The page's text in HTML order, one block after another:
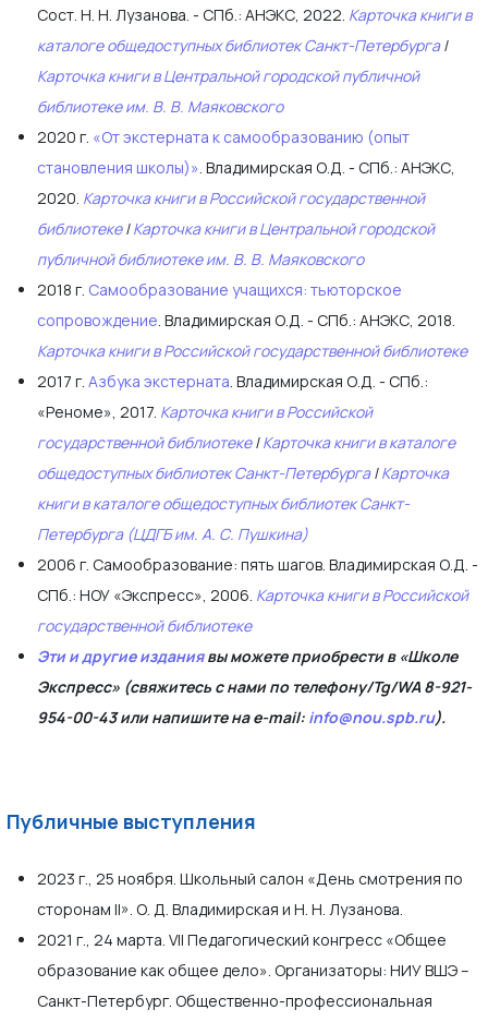
Сост. Н. Н. Лузанова. - СПб.: АНЭКС, 2022. Карточка книги в
каталоге общедоступных библиотек Санкт-Петербурга|
Карточка книги в Центральной городской публичной
библиотеке им. В. В. Маяковского
2020 г. «От экстерната к самообразованию (опыт
становления школы)». Владимирская О.Д. - СПб.: АНЭКС,
2020. Карточка книги в Российской государственной
библиотеке|Карточка книги в Центральной городской
публичной библиотеке им. В. В. Маяковского
2018 г. Самообразование учащихся: тьюторское
сопровождение. Владимирская О.Д. - СПб.: АНЭКС, 2018.
Карточка книги в Российской государственной библиотеке
2017 г. Азбука экстерната. Владимирская О.Д. - СПб.:
«Реноме», 2017. Карточка книги в Российской
государственной библиотеке|Карточка книги в каталоге
общедоступных библиотек Санкт-Петербурга|Карточка
книги в каталоге общедоступных библиотек Санкт-
Петербурга (ЦДГБ им. А. С. Пушкина)
2006 г. Самообразование: пять шагов. Владимирская О.Д. -
СПб.: НОУ «Экспресс», 2006. Карточка книги в Российской
государственной библиотеке
Эти и другие изданиявы можете приобрести в «Школе
Экспресс» (свяжитесь с нами по телефону/Tg/WA 8-921-
954-00-43 или напишите на e-mail: info@nou.spb.ru).
Публичные выступления
2023 г., 25 ноября. Школьный салон «День смотрения по
сторонам II». О. Д. Владимирская и Н. Н. Лузанова.
2021 г., 24 марта. VII Педагогический конгресс «Общее
образование как общее дело». Организаторы: НИУ ВШЭ –
Санкт-Петербург. Общественно-профессиональная